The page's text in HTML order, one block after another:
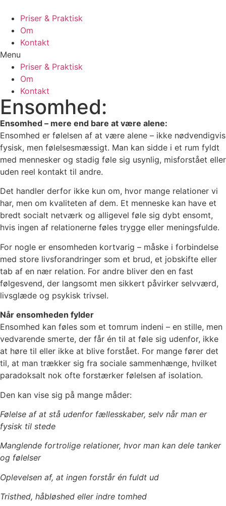
Priser & Praktisk
Om
Kontakt
Menu
Priser & Praktisk
Om
Kontakt
Ensomhed:
Ensomhed – mere end bare at være alene:
Ensomhed er følelsen af at være alene – ikke nødvendigvis
fysisk, men følelsesmæssigt. Man kan sidde i et rum fyldt
med mennesker og stadig føle sig usynlig, misforstået eller
uden reel kontakt til andre.
Det handler derfor ikke kun om, hvor mange relationer vi
har, men om kvaliteten af dem. Et menneske kan have et
bredt socialt netværk og alligevel føle sig dybt ensomt,
hvis ingen af relationerne føles trygge eller meningsfulde.
For nogle er ensomheden kortvarig – måske i forbindelse
med store livsforandringer som et brud, et jobskifte eller
tab af en nær relation. For andre bliver den en fast
følgesvend, der langsomt men sikkert påvirker selvværd,
livsglæde og psykisk trivsel.
Når ensomheden fylder
Ensomhed kan føles som et tomrum indeni – en stille, men
vedvarende smerte, der får én til at føle sig udenfor, ikke
at høre til eller ikke at blive forstået. For mange fører det
til, at man trækker sig fra sociale sammenhænge, hvilket
paradoksalt nok ofte forstærker følelsen af isolation.
Den kan vise sig på mange måder:
Følelse af at stå udenfor fællesskaber, selv når man er
fysisk til stede
Manglende fortrolige relationer, hvor man kan dele tanker
og følelser
Oplevelsen af, at ingen forstår én fuldt ud
Tristhed, håbløshed eller indre tomhed